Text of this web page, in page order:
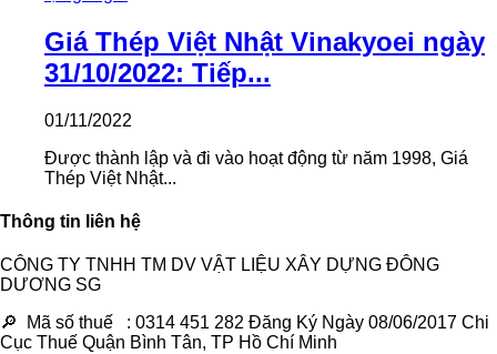
Giá Thép Việt Nhật Vinakyoei ngày
31/10/2022: Tiếp...
01/11/2022
Được thành lập và đi vào hoạt động từ năm 1998, Giá
Thép Việt Nhật...
Thông tin liên hệ
CÔNG TY TNHH TM DV VẬT LIỆU XÂY DỰNG ĐÔNG
DƯƠNG SG
🔎 Mã số thuế : 0314 451 282 Đăng Ký Ngày 08/06/2017 Chi
Cục Thuế Quận Bình Tân, TP Hồ Chí Minh